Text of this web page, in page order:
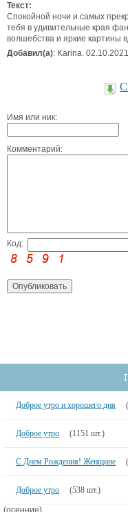
Текст:
Спокойной ночи и самых
тебя в удивительные края
волшебства и яркие картины
Добавил(а): Karina. 02.10.2021
Имя или ник:
Комментарий:
Код:
Доброе утро и хорошего дня
Доброе утро (1151 шт.)
С Днем Рождения! Женщине
Доброе утро (538 шт.)
(осенние)